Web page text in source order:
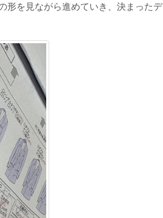
形を見ながら進めていき、決まったデ